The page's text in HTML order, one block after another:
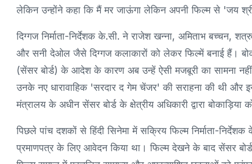
लेकिन उन्होंने कहा कि मैं मर जाऊंगा लेकिन अपनी फिल्म से 'जय
दिग्गज निर्माता-निर्देशक के.सी. ने राजेश खन्ना, अमिताभ बच्चन,
और सनी देओल जैसे दिग्गज कलाकारों को लेकर फिल्में बनाई हैं।
(सेंसर बोर्ड) के आदेश के कारण अब उन्हें ऐसी मजबूरी का सामना
उनके नए धारावाहिक 'सरदार द गेम चेंजर' की सराहना की थी और
मंत्रालय के अधीन सेंसर बोर्ड के क्षेत्रीय अधिकारी द्वारा
पिछले पांच दशकों से हिंदी सिनेमा में सक्रिय फिल्म निर्माता-
प्रमाणपत्र के लिए आवेदन किया था। फिल्म देखने के बाद सेंसर